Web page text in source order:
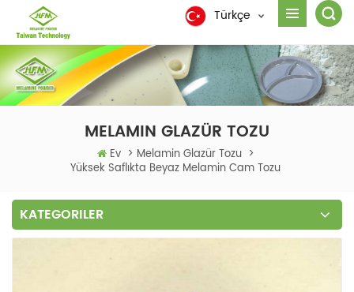
Türkçe
MELAMIN GLAZÜR TOZU
Ev > Melamin Glazür Tozu >
Yüksek Saflıkta Beyaz Melamin Cam Tozu
KATEGORILER